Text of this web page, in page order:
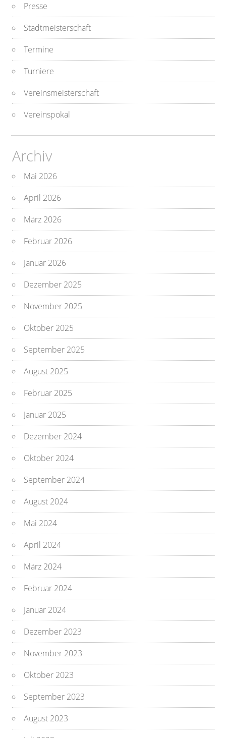
Presse
Stadtmeisterschaft
Termine
Turniere
Vereinsmeisterschaft
Vereinspokal
Archiv
Mai 2026
April 2026
März 2026
Februar 2026
Januar 2026
Dezember 2025
November 2025
Oktober 2025
September 2025
August 2025
Februar 2025
Januar 2025
Dezember 2024
Oktober 2024
September 2024
August 2024
Mai 2024
April 2024
März 2024
Februar 2024
Januar 2024
Dezember 2023
November 2023
Oktober 2023
September 2023
August 2023